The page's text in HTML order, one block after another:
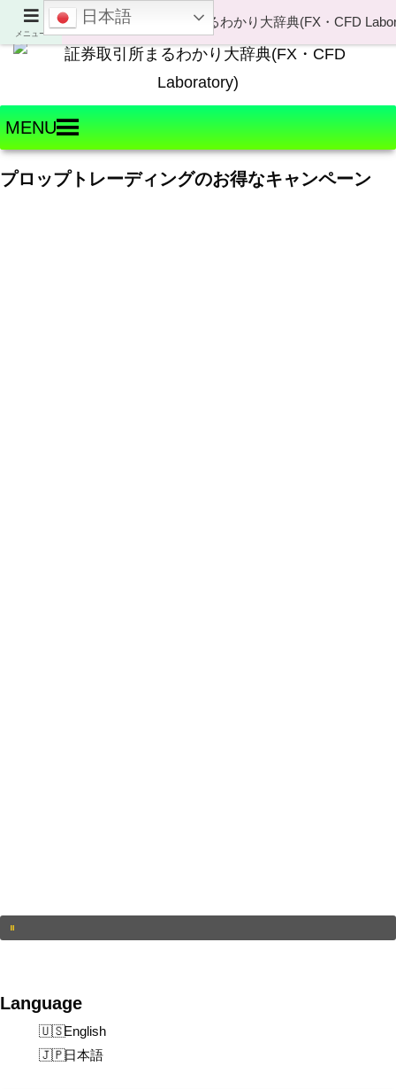
Welcome to FX・CFD Laboratory!
MENU
プロップトレーディングのお得なキャンペーン
Language
English
日本語
メニュー
日本語